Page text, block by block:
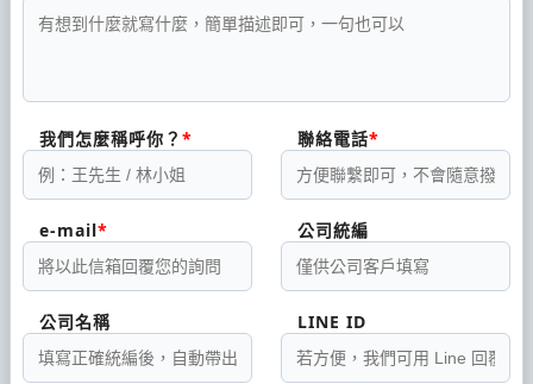
我們怎麼稱呼你？ 聯絡電話
e-mail 公司統編
公司名稱 LINE ID